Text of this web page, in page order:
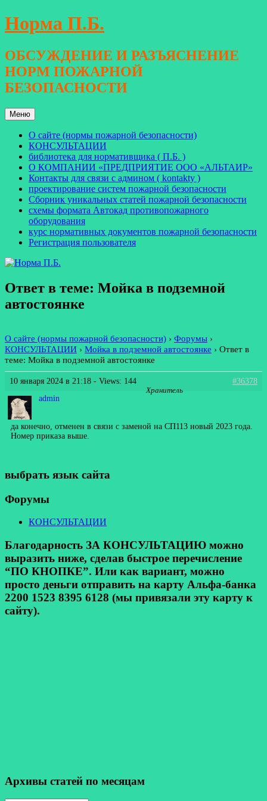
Перейти
к
Норма П.Б.
ОБСУЖДЕНИЕ И РАЗЪЯСНЕНИЕ
НОРМ ПОЖАРНОЙ
БЕЗОПАСНОСТИ
Меню
О сайте (нормы пожарной безопасности)
КОНСУЛЬТАЦИИ
библиотека для нормативщика ( П.Б. )
О КОМПАНИИ «ПРЕДПРИЯТИЕ ООО «АЛЬТАИР»
Контакты для связи с админом ( kontakty )
проектирование систем пожарной безопасности
Сборник уникальных статей пожарной безопасности
схемы формата Автокад противопожарного
оборудования
курс нормативных документов пожарной безопасности
Регистрация пользователя
Ответ в теме: Мойка в подземной
автостоянке
О сайте (нормы пожарной безопасности) › Форумы ›
КОНСУЛЬТАЦИИ › Мойка в подземной автостоянке › Ответ в
теме: Мойка в подземной автостоянке
10 января 2024 в 21:18 - Views: 144
#36378
admin
Хранитель
да конечно, отменен в связи с заменой на СП113 новый 2023 года.
Номер приказа выше.
выбрать язык сайта
Форумы
КОНСУЛЬТАЦИИ
Благодарность ЗА КОНСУЛЬТАЦИЮ можно
выразить ниже, сделав быстрое перечисление
“ПО КНОПКЕ”. Или как вариант, можно
просто деньги отправить на карту Альфа-банка
2200 1523 8395 6128 (мы привязали эту карту к
сайту).
Архивы статей по месяцам